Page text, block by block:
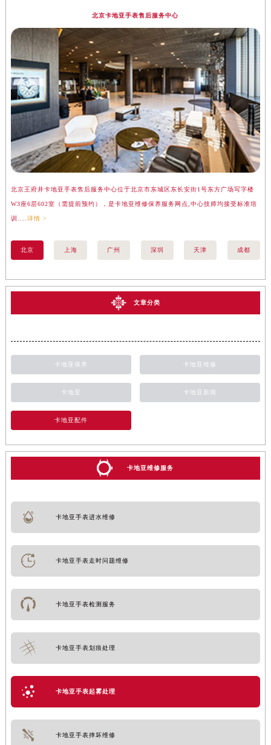
北京卡地亚手表售后服务中心
北京王府井卡地亚手表售后服务中心位于北京市东城区东长安街1号东方广场写字楼
W3座6层602室（需提前预约），是卡地亚维修保养服务网点,中心技师均接受标准培
训.... 详情 >
北京 上海 广州 深圳 天津 成都
文章分类
卡地亚保养 卡地亚维修
卡地亚 卡地亚新闻
卡地亚配件
卡地亚维修服务
卡地亚手表进水维修
卡地亚手表走时问题维修
卡地亚手表检测服务
卡地亚手表划痕处理
卡地亚手表起雾处理
卡地亚手表摔坏维修